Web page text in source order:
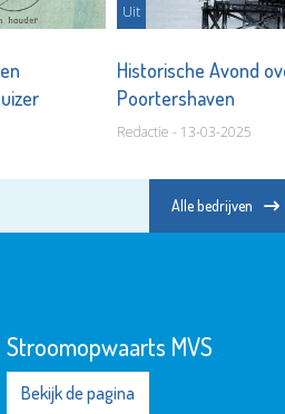
Uit
Historische Avond
Poortershaven
Redactie - 13-03-2025
Alle bedrijven
Stroomopwaarts MVS
Bekijk de pagina